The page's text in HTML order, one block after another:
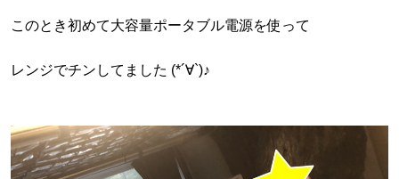
このとき初めて大容量ポータブル電源を使って
レンジでチンしてました (*´∀`)♪